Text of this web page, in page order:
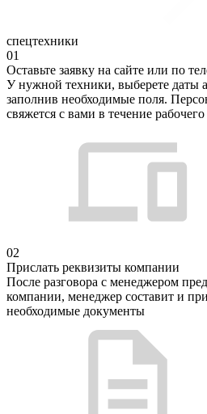
спецтехники
01
Оставьте заявку на сайте или по
У нужной техники, выберете даты
заполнив необходимые поля.
свяжется с вами в течение
02
Прислать реквизиты компании
После разговора с менеджером
компании, менеджер составит и
необходимые документы